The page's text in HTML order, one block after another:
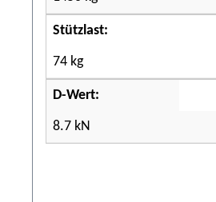
Stützlast:
74 kg
D-Wert:
8.7 kN